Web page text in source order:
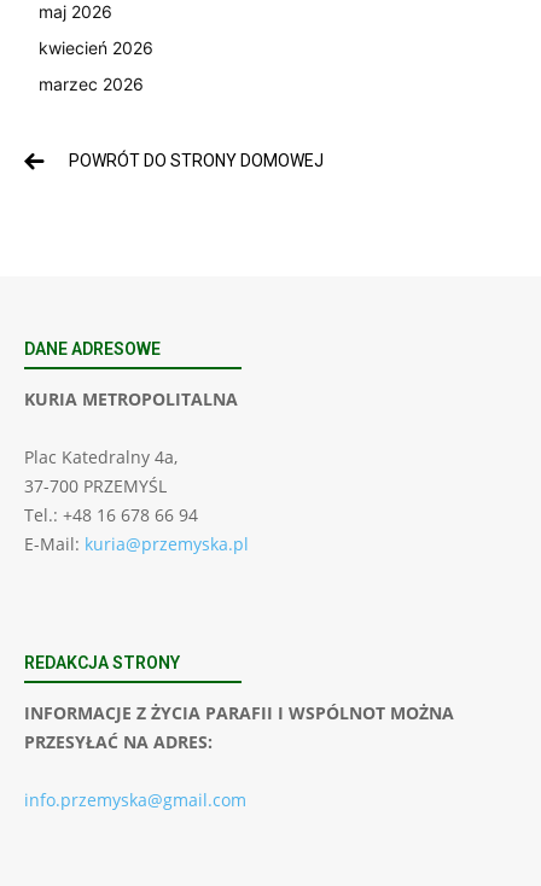
maj 2026
kwiecień 2026
marzec 2026
POWRÓT DO STRONY DOMOWEJ
DANE ADRESOWE
KURIA METROPOLITALNA
Plac Katedralny 4a,
37-700 PRZEMYŚL
Tel.: +48 16 678 66 94
E-Mail: kuria@przemyska.pl
REDAKCJA STRONY
INFORMACJE Z ŻYCIA PARAFII I WSPÓLNOT MOŻNA
PRZESYŁAĆ NA ADRES:
info.przemyska@gmail.com